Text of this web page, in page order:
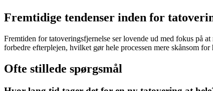
Fremtidige tendenser inden for
Fremtiden for tatoveringsfjernelse ser lovende ud med fokus på
forbedre efterplejen, hvilket gør hele processen mere skånsom for
Ofte stillede spørgsmål